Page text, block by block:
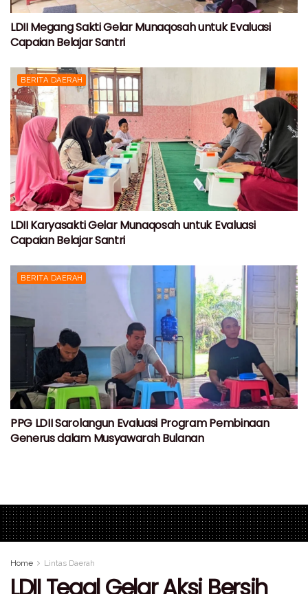
LDII Megang Sakti Gelar Munaqosah untuk Evaluasi
Capaian Belajar Santri
BERITA DAERAH
LDII Karyasakti Gelar Munaqosah untuk Evaluasi
Capaian Belajar Santri
BERITA DAERAH
PPG LDII Sarolangun Evaluasi Program Pembinaan
Generus dalam Musyawarah Bulanan
Home Lintas Daerah
LDII Tegal Gelar Aksi Bersih